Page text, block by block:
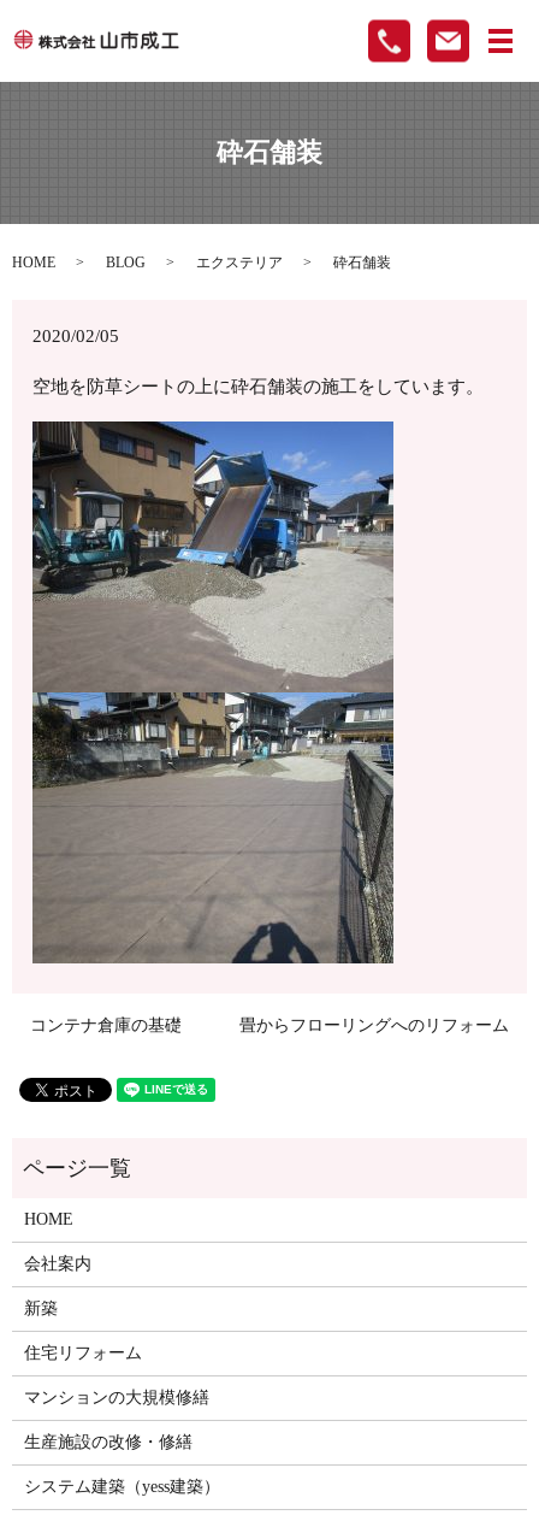
メ
砕石舗装
HOME BLOG エクステリア 砕石舗装
2020/02/05
空地を防草シートの上に砕石舗装の施工をしています。
コンテナ倉庫の基礎 畳からフローリングへのリフォーム
HOME
会社案内
新築
住宅リフォーム
マンションの大規模修繕
生産施設の改修・修繕
システム建築（yess建築）